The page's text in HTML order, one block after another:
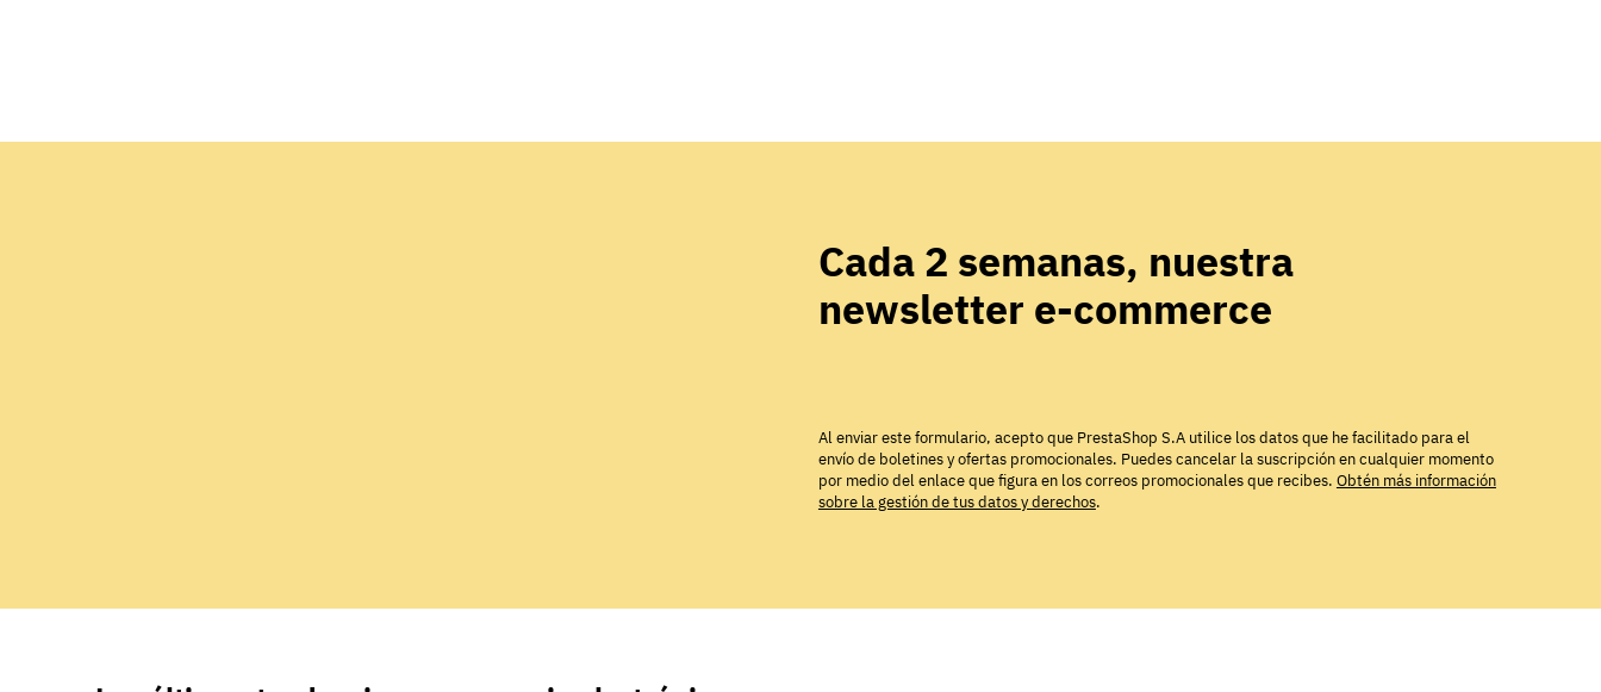
Cada 2 semanas, nuestra
newsletter e-commerce
Al enviar este formulario, acepto que PrestaShop S.A utilice los datos que he facilitado para el
envío de boletines y ofertas promocionales. Puedes cancelar la suscripción en cualquier momento
por medio del enlace que figura en los correos promocionales que recibes. Obtén más información
sobre la gestión de tus datos y derechos.